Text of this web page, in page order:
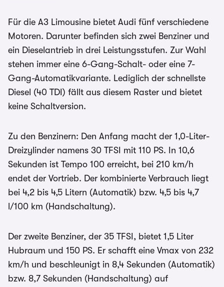
Für die A3 Limousine bietet Audi fünf verschiedene
Motoren. Darunter befinden sich zwei Benziner und
ein Dieselantrieb in drei Leistungsstufen. Zur Wahl
stehen immer eine 6-Gang-Schalt- oder eine 7-
Gang-Automatikvariante. Lediglich der schnellste
Diesel (40 TDI) fällt aus diesem Raster und bietet
keine Schaltversion.
Zu den Benzinern: Den Anfang macht der 1,0-Liter-
Dreizylinder namens 30 TFSI mit 110 PS. In 10,6
Sekunden ist Tempo 100 erreicht, bei 210 km/h
endet der Vortrieb. Der kombinierte Verbrauch liegt
bei 4,2 bis 4,5 Litern (Automatik) bzw. 4,5 bis 4,7
l/100 km (Handschaltung).
Der zweite Benziner, der 35 TFSI, bietet 1,5 Liter
Hubraum und 150 PS. Er schafft eine Vmax von 232
km/h und beschleunigt in 8,4 Sekunden (Automatik)
bzw. 8,7 Sekunden (Handschaltung) auf